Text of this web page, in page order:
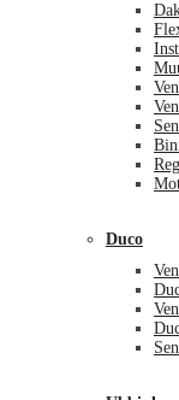
Duco